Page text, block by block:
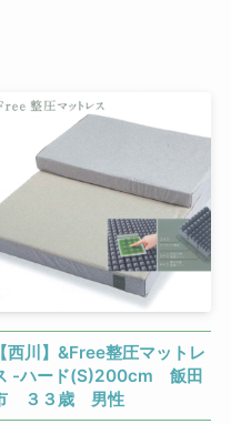
【西川】&Free整圧マットレ
-ハード(S)200cm 飯田
３３歳 男性